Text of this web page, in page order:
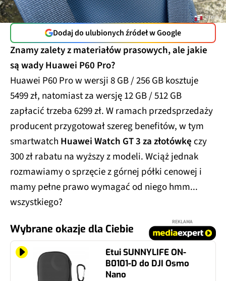
Dodaj do ulubionych źródeł w Google
Znamy zalety z materiałów prasowych, ale jakie
są wady Huawei P60 Pro?
Huawei P60 Pro w wersji 8 GB / 256 GB kosztuje
5499 zł, natomiast za wersję 12 GB / 512 GB
zapłacić trzeba 6299 zł. W ramach przedsprzedaży
producent przygotował szereg benefitów, w tym
smartwatch Huawei Watch GT 3 za złotówkęczy
300 zł rabatu na wyższy z modeli. Wciąż jednak
rozmawiamy o sprzęcie z górnej półki cenowej i
mamy pełne prawo wymagać od niego hmm...
wszystkiego?
Wybrane okazje dla Ciebie
REKLAMA
Etui SUNNYLIFE ON-
B0101-D do DJI Osmo
Nano